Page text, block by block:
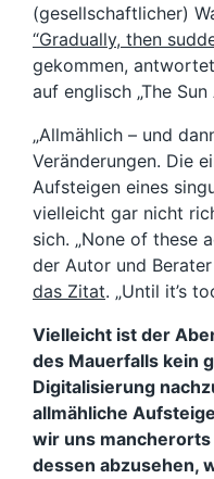
(gesellschaftlicher)
“Gradually, then
gekommen,
auf englisch „The Sun
„Allmählich – und
Veränderungen. Die
Aufsteigen eines
vielleicht gar nicht
sich. „None of these
der Autor und Berater
das Zitat. „Until it’s
Vielleicht ist der
des Mauerfalls kein
Digitalisierung
allmähliche
wir uns mancherorts
dessen abzusehen,